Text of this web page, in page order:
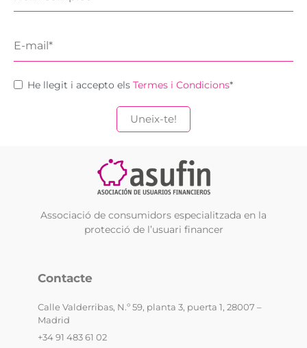
He llegit i accepto els Termes i Condicions*
Associació de consumidors especialitzada en la
protecció de l’usuari financer
Contacte
Calle Valderribas, N.º 59, planta 3, puerta 1, 28007 –
Madrid
+34 91 483 61 02